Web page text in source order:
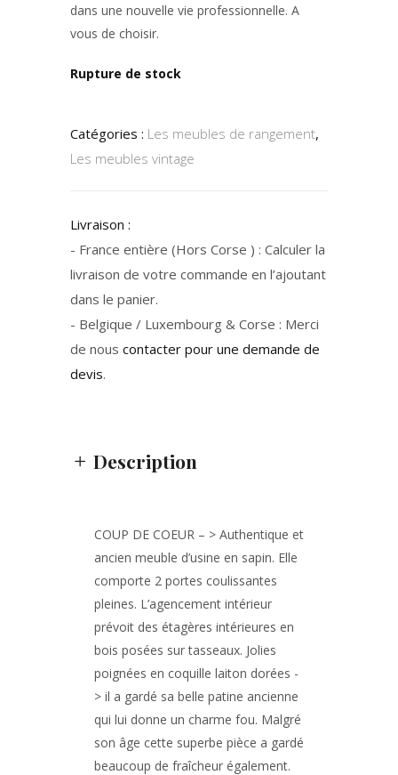
dans une nouvelle vie professionnelle. A
vous de choisir.
Rupture de stock
Catégories : Les meubles de rangement,
Les meubles vintage
Livraison :
- France entière (Hors Corse ) : Calculer la
livraison de votre commande en l’ajoutant
dans le panier.
- Belgique / Luxembourg & Corse : Merci
de nous contacter pour une demande de
devis.
Description
COUP DE COEUR – > Authentique et
ancien meuble d’usine en sapin. Elle
comporte 2 portes coulissantes
pleines. L’agencement intérieur
prévoit des étagères intérieures en
bois posées sur tasseaux. Jolies
poignées en coquille laiton dorées -
> il a gardé sa belle patine ancienne
qui lui donne un charme fou. Malgré
son âge cette superbe pièce a gardé
beaucoup de fraîcheur également.